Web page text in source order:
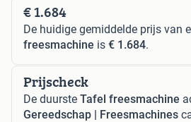
€ 1.684
De huidige gemiddelde prijs van
freesmachine is € 1.684.
Prijscheck
De duurste Tafel freesmachine
Gereedschap | Freesmachines